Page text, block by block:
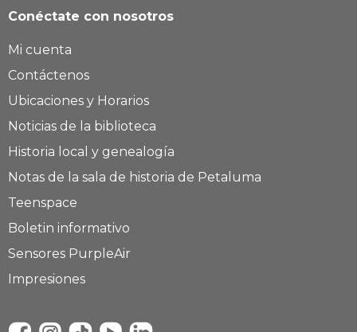
Conéctate con nosotros
Mi cuenta
Contáctenos
Ubicaciones y Horarios
Noticias de la biblioteca
Historia local y genealogía
Notas de la sala de historia de Petaluma
Teenspace
Boletin informativo
Sensores PurpleAir
Impresiones